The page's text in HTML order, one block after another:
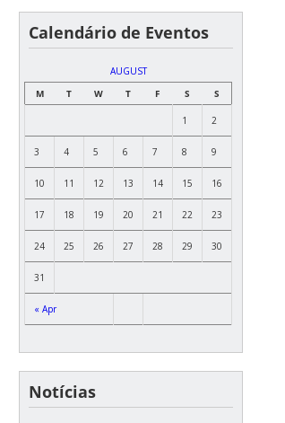
Calendário de Eventos
AUGUST
M
T W T F S S
« Apr
1 2
3 4 5 6 7 8 9
10 11 12 13 14 15 16
17 18 19 20 21 22 23
24 25 26 27 28 29 30
31
Notícias